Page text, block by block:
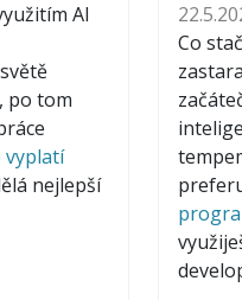
AI
po tom
vyplatí
nejlepší
Co